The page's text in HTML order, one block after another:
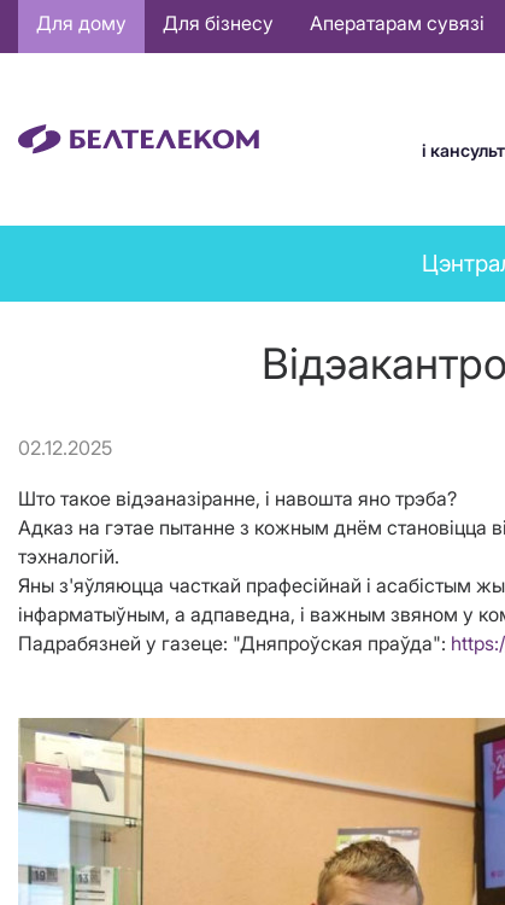
Основная
навигация
Для дому Для бізнесу Аператарам сувязі
і
News
menu
02.12.2025
Што такое відэаназіранне, і навошта яно трэба?
Адказ на гэтае пытанне з кожным днём
тэхналогій.
Яны з'яўляюцца часткай прафесійнай і асабістым
інфарматыўным, а адпаведна, і важным звяном у
Падрабязней у газеце: "Дняпроўская праўда":